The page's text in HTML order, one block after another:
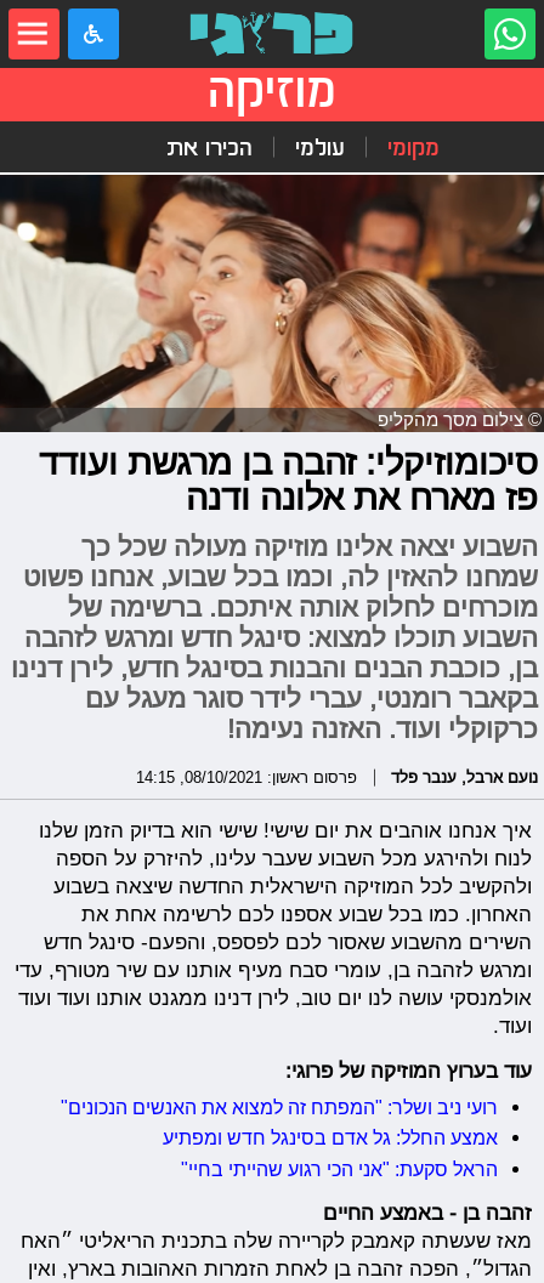
מוזיקה
מקומי עולמי הכירו את
© צילום מסך מהקליפ
סיכומוזיקלי: זהבה בן מרגשת ועודד
פז מארח את אלונה ודנה
השבוע יצאה אלינו מוזיקה מעולה שכל כך
שמחנו להאזין לה, וכמו בכל שבוע, אנחנו פשוט
מוכרחים לחלוק אותה איתכם. ברשימה של
השבוע תוכלו למצוא: סינגל חדש ומרגש לזהבה
בן, כוכבת הבנים והבנות בסינגל חדש, לירן דנינו
בקאבר רומנטי, עברי לידר סוגר מעגל עם
כרקוקלי ועוד. האזנה נעימה!
נועם ארבל, ענבר פלד פרסום ראשון: 08/10/2021, 14:15
איך אנחנו אוהבים את יום שישי! שישי הוא בדיוק הזמן שלנו
לנוח ולהירגע מכל השבוע שעבר עלינו, להיזרק על הספה
ולהקשיב לכל המוזיקה הישראלית החדשה שיצאה בשבוע
האחרון. כמו בכל שבוע אספנו לכם לרשימה אחת את
השירים מהשבוע שאסור לכם לפספס, והפעם- סינגל חדש
ומרגש לזהבה בן, עומרי סבח מעיף אותנו עם שיר מטורף, עדי
אולמנסקי עושה לנו יום טוב, לירן דנינו ממגנט אותנו ועוד ועוד
ועוד.
עוד בערוץ המוזיקה של פרוגי:
רועי ניב ושלר: "המפתח זה למצוא את האנשים הנכונים"
אמצע החלל: גל אדם בסינגל חדש ומפתיע
הראל סקעת: "אני הכי רגוע שהייתי בחיי"
זהבה בן - באמצע החיים
מאז שעשתה קאמבק לקריירה שלה בתכנית הריאליטי ״האח
הגדול״, הפכה זהבה בן לאחת הזמרות האהובות בארץ, ואין